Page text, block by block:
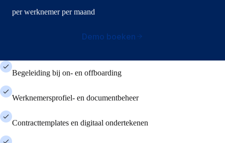
per werknemer per maand
Demo boeken
Begeleiding bij on- en offboarding
Werknemersprofiel- en documentbeheer
Contracttemplates en digitaal ondertekenen